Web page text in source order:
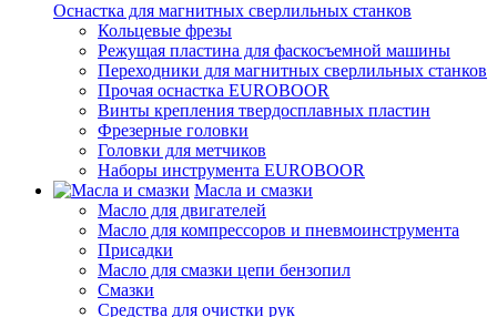
Оснастка для магнитных сверлильных станков
Кольцевые фрезы
Режущая пластина для фаскосъемной машины
Переходники для магнитных сверлильных станков
Прочая оснастка EUROBOOR
Винты крепления твердосплавных пластин
Фрезерные головки
Головки для метчиков
Наборы инструмента EUROBOOR
Масла и смазки
Масло для двигателей
Масло для компрессоров и пневмоинструмента
Присадки
Масло для смазки цепи бензопил
Смазки
Средства для очистки рук